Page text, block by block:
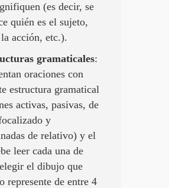
(es decir, se
quién es el sujeto,
acción, etc.).
gramaticales:
oraciones con
estructura gramatical
activas, pasivas, de
y
de relativo) y el
leer cada una de
el dibujo que
represente de entre 4